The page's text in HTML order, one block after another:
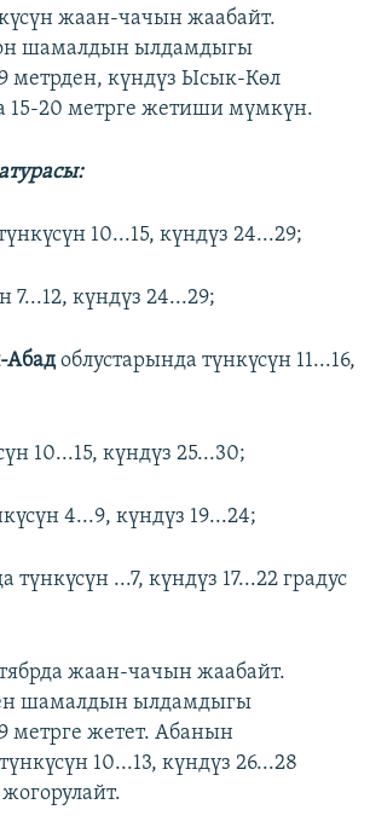
жаан-чачын жаабайт.
шамалдын ылдамдыгы
метрден, күндүз Ысык-Көл
15-20 метрге жетиши мүмкүн.
10...15, күндүз 24...29;
7...12, күндүз 24...29;
Абадоблустарында түнкүсүн 11...16,
10...15, күндүз 25...30;
4...9, күндүз 19...24;
түнкүсүн ...7, күндүз 17...22 градус
жаан-чачын жаабайт.
шамалдын ылдамдыгы
метрге жетет. Абанын
10...13, күндүз 26...28